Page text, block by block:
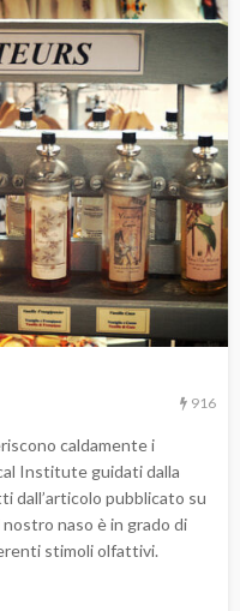
916
caldamente i
Institute guidati dalla
dall’articolo pubblicato su
naso è in grado di
stimoli olfattivi.